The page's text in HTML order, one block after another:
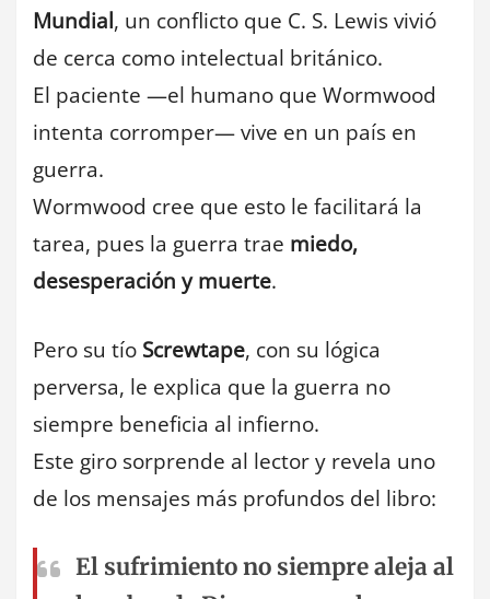
Mundial, un conflicto que C. S. Lewis vivió
de cerca como intelectual británico.
El paciente —el humano que Wormwood
intenta corromper— vive en un país en
guerra.
Wormwood cree que esto le facilitará la
tarea, pues la guerra trae miedo,
desesperación y muerte.
Pero su tío Screwtape, con su lógica
perversa, le explica que la guerra no
siempre beneficia al infierno.
Este giro sorprende al lector y revela uno
de los mensajes más profundos del libro:
El sufrimiento no siempre aleja al